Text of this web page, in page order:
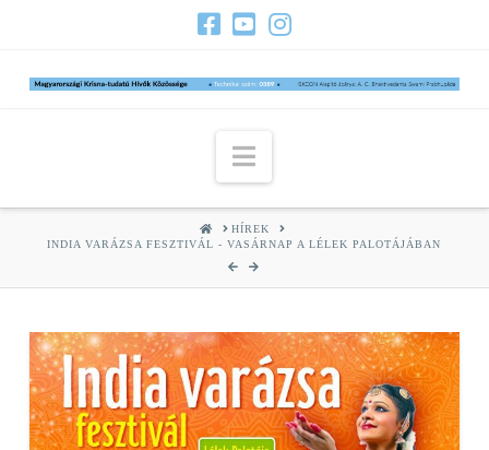
Navigation
HOMEHÍREK
INDIA VARÁZSA FESZTIVÁL - VASÁRNAP A LÉLEK PALOTÁJÁBAN